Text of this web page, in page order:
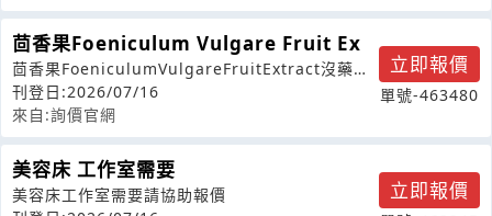
茴香果Foeniculum Vulgare Fruit Ex
茴香果FoeniculumVulgareFruitExtract沒藥
Commip
刊登日:2026/07/16
來自:詢價官網
立即報價
單號-463480
美容床 工作室需要
美容床工作室需要請協助報價
立即報價